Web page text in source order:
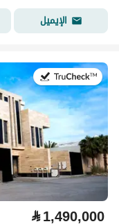
الإيميل
في:4 أغسطس 2026
⃁1,490,000